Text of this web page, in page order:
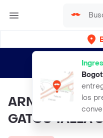
los
envíos
ARNÉS
GATOS TALLA